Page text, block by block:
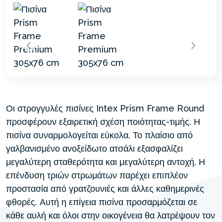
Οι στρογγυλές πισίνες Intex Prism Frame Round
προσφέρουν εξαιρετική σχέση ποιότητας-τιμής. Η
πισίνα συναρμολογείται εύκολα. Το πλαίσιο από
γαλβανισμένο ανοξείδωτο ατσάλι εξασφαλίζει
μεγαλύτερη σταθερότητα και μεγαλύτερη αντοχή. Η
επένδυση τριών στρωμάτων παρέχει επιπλέον
προστασία από γρατζουνιές και άλλες καθημερινές
φθορές. Αυτή η επίγεια πισίνα προσαρμόζεται σε
κάθε αυλή και όλοι στην οικογένεια θα λατρέψουν τον